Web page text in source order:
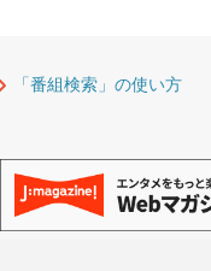
「番組検索」の使い方